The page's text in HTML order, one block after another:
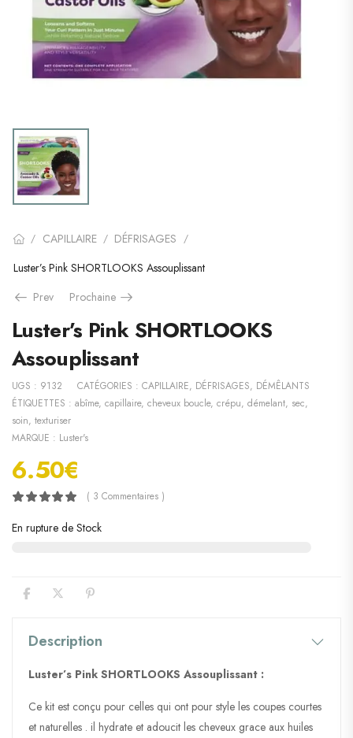
/ CAPILLAIRE / DÉFRISAGES /
Luster’s Pink SHORTLOOKS Assouplissant
Prev
Prochaine
Luster’s Pink SHORTLOOKS
Assouplissant
UGS : 9132 CATÉGORIES : CAPILLAIRE, DÉFRISAGES, DÉMÊLANTS
ÉTIQUETTES : abîme, capillaire, cheveux boucle, crépu, démelant, sec,
soin, texturiser
MARQUE : Luster's
6.50€
( 3 Commentaires )
En rupture de Stock
Description
Luster’s Pink SHORTLOOKS Assouplissant :
Ce kit est conçu pour celles qui ont pour style les coupes courtes
et naturelles . il hydrate et adoucit les cheveux grace aux huiles